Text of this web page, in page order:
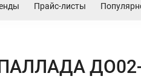
Прайс-листы
ПАЛЛАДА